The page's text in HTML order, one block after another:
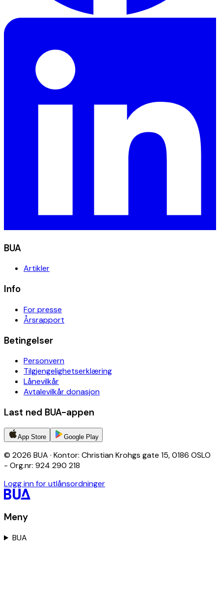
BUA
Artikler
Info
For presse
Årsrapport
Betingelser
Personvern
Tilgjengelighetserklæring
Lånevilkår
Avtalevilkår donasjon
Last ned BUA-appen
App Store Google Play
© 2026 BUA · Kontor: Christian Krohgs gate 15, 0186 OSLO
- Org.nr: 924 290 218
Logg inn for utlånsordninger
Meny
BUA